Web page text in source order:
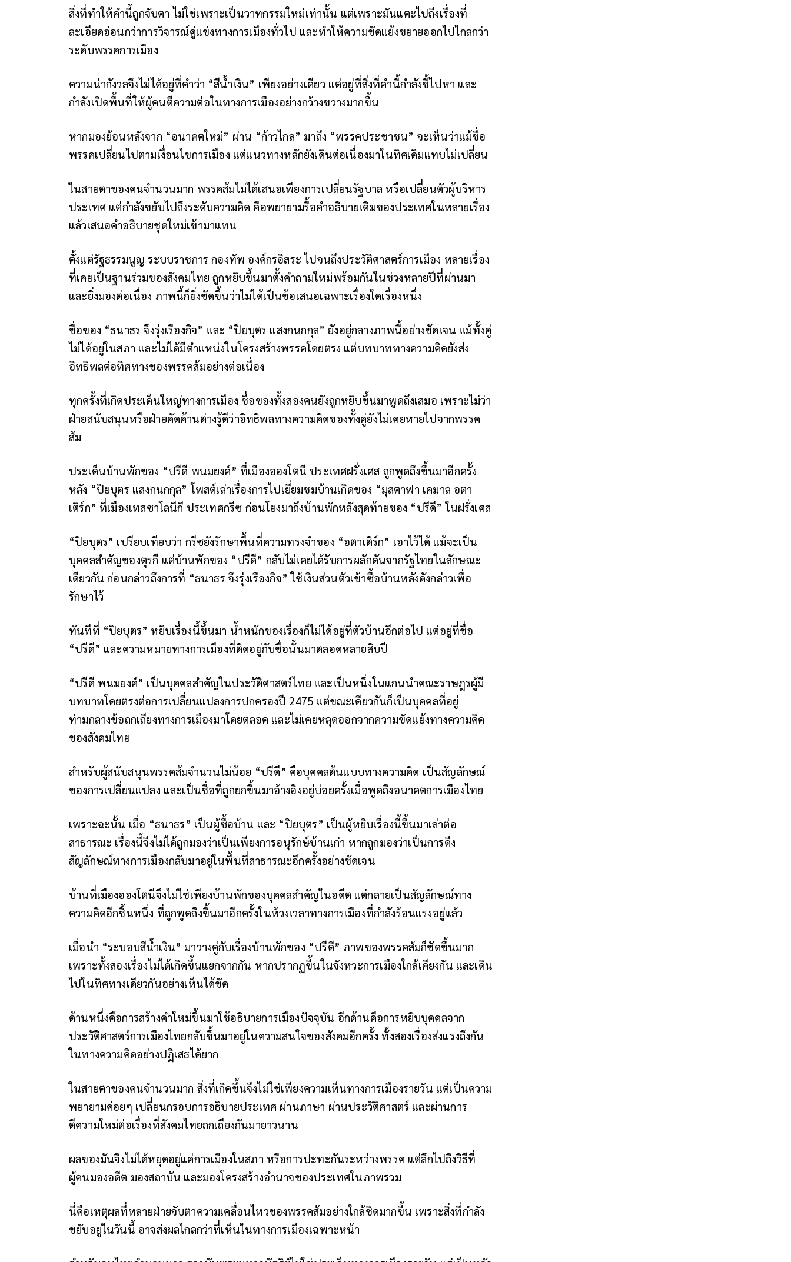
สิ่งที่ทำให้คำนี้ถูกจับตา ไม่ใช่เพราะเป็นวาทกรรมใหม่เท่านั้น แต่เพราะมันแตะไปถึงเรื่องที่
ละเอียดอ่อนกว่าการวิจารณ์คู่แข่งทางการเมืองทั่วไป และทำให้ความขัดแย้งขยายออกไปไกลกว่า
ระดับพรรคการเมือง
ความน่ากังวลจึงไม่ได้อยู่ที่คำว่า “สีน้ำเงิน” เพียงอย่างเดียว แต่อยู่ที่สิ่งที่คำนี้กำลังชี้ไปหา และ
กำลังเปิดพื้นที่ให้ผู้คนตีความต่อในทางการเมืองอย่างกว้างขวางมากขึ้น
หากมองย้อนหลังจาก “อนาคตใหม่” ผ่าน “ก้าวไกล” มาถึง “พรรคประชาชน” จะเห็นว่าแม้ชื่อ
พรรคเปลี่ยนไปตามเงื่อนไขการเมือง แต่แนวทางหลักยังเดินต่อเนื่องมาในทิศเดิมแทบไม่เปลี่ยน
ในสายตาของคนจำนวนมาก พรรคส้มไม่ได้เสนอเพียงการเปลี่ยนรัฐบาล หรือเปลี่ยนตัวผู้บริหาร
ประเทศ แต่กำลังขยับไปถึงระดับความคิด คือพยายามรื้อคำอธิบายเดิมของประเทศในหลายเรื่อง
แล้วเสนอคำอธิบายชุดใหม่เข้ามาแทน
ตั้งแต่รัฐธรรมนูญ ระบบราชการ กองทัพ องค์กรอิสระ ไปจนถึงประวัติศาสตร์การเมือง หลายเรื่อง
ที่เคยเป็นฐานร่วมของสังคมไทย ถูกหยิบขึ้นมาตั้งคำถามใหม่พร้อมกันในช่วงหลายปีที่ผ่านมา
และยิ่งมองต่อเนื่อง ภาพนี้ก็ยิ่งชัดขึ้นว่าไม่ได้เป็นข้อเสนอเฉพาะเรื่องใดเรื่องหนึ่ง
ชื่อของ “ธนาธร จึงรุ่งเรืองกิจ” และ “ปิยบุตร แสงกนกกุล” ยังอยู่กลางภาพนี้อย่างชัดเจน แม้ทั้งคู่
ไม่ได้อยู่ในสภา และไม่ได้มีตำแหน่งในโครงสร้างพรรคโดยตรง แต่บทบาททางความคิดยังส่ง
อิทธิพลต่อทิศทางของพรรคส้มอย่างต่อเนื่อง
ทุกครั้งที่เกิดประเด็นใหญ่ทางการเมือง ชื่อของทั้งสองคนยังถูกหยิบขึ้นมาพูดถึงเสมอ เพราะไม่ว่า
ฝ่ายสนับสนุนหรือฝ่ายคัดค้านต่างรู้ดีว่าอิทธิพลทางความคิดของทั้งคู่ยังไม่เคยหายไปจากพรรค
ส้ม
ประเด็นบ้านพักของ “ปรีดี พนมยงค์” ที่เมืองอองโตนี ประเทศฝรั่งเศส ถูกพูดถึงขึ้นมาอีกครั้ง
หลัง “ปิยบุตร แสงกนกกุล” โพสต์เล่าเรื่องการไปเยี่ยมชมบ้านเกิดของ “มุสตาฟา เคมาล อตา
เติร์ก” ที่เมืองเทสซาโลนีกี ประเทศกรีซ ก่อนโยงมาถึงบ้านพักหลังสุดท้ายของ “ปรีดี” ในฝรั่งเศส
“ปิยบุตร” เปรียบเทียบว่า กรีซยังรักษาพื้นที่ความทรงจำของ “อตาเติร์ก” เอาไว้ได้ แม้จะเป็น
บุคคลสำคัญของตุรกี แต่บ้านพักของ “ปรีดี” กลับไม่เคยได้รับการผลักดันจากรัฐไทยในลักษณะ
เดียวกัน ก่อนกล่าวถึงการที่ “ธนาธร จึงรุ่งเรืองกิจ” ใช้เงินส่วนตัวเข้าซื้อบ้านหลังดังกล่าวเพื่อ
รักษาไว้
ทันทีที่ “ปิยบุตร” หยิบเรื่องนี้ขึ้นมา น้ำหนักของเรื่องก็ไม่ได้อยู่ที่ตัวบ้านอีกต่อไป แต่อยู่ที่ชื่อ
“ปรีดี” และความหมายทางการเมืองที่ติดอยู่กับชื่อนั้นมาตลอดหลายสิบปี
“ปรีดี พนมยงค์” เป็นบุคคลสำคัญในประวัติศาสตร์ไทย และเป็นหนึ่งในแกนนำคณะราษฎรผู้มี
บทบาทโดยตรงต่อการเปลี่ยนแปลงการปกครองปี 2475 แต่ขณะเดียวกันก็เป็นบุคคลที่อยู่
ท่ามกลางข้อถกเถียงทางการเมืองมาโดยตลอด และไม่เคยหลุดออกจากความขัดแย้งทางความคิด
ของสังคมไทย
สำหรับผู้สนับสนุนพรรคส้มจำนวนไม่น้อย “ปรีดี” คือบุคคลต้นแบบทางความคิด เป็นสัญลักษณ์
ของการเปลี่ยนแปลง และเป็นชื่อที่ถูกยกขึ้นมาอ้างอิงอยู่บ่อยครั้งเมื่อพูดถึงอนาคตการเมืองไทย
เพราะฉะนั้น เมื่อ “ธนาธร” เป็นผู้ซื้อบ้าน และ “ปิยบุตร” เป็นผู้หยิบเรื่องนี้ขึ้นมาเล่าต่อ
สาธารณะ เรื่องนี้จึงไม่ได้ถูกมองว่าเป็นเพียงการอนุรักษ์บ้านเก่า หากถูกมองว่าเป็นการดึง
สัญลักษณ์ทางการเมืองกลับมาอยู่ในพื้นที่สาธารณะอีกครั้งอย่างชัดเจน
บ้านที่เมืองอองโตนีจึงไม่ใช่เพียงบ้านพักของบุคคลสำคัญในอดีต แต่กลายเป็นสัญลักษณ์ทาง
ความคิดอีกชิ้นหนึ่ง ที่ถูกพูดถึงขึ้นมาอีกครั้งในห้วงเวลาทางการเมืองที่กำลังร้อนแรงอยู่แล้ว
เมื่อนำ “ระบอบสีน้ำเงิน” มาวางคู่กับเรื่องบ้านพักของ “ปรีดี” ภาพของพรรคส้มก็ชัดขึ้นมาก
เพราะทั้งสองเรื่องไม่ได้เกิดขึ้นแยกจากกัน หากปรากฏขึ้นในจังหวะการเมืองใกล้เคียงกัน และเดิน
ไปในทิศทางเดียวกันอย่างเห็นได้ชัด
ด้านหนึ่งคือการสร้างคำใหม่ขึ้นมาใช้อธิบายการเมืองปัจจุบัน อีกด้านคือการหยิบบุคคลจาก
ประวัติศาสตร์การเมืองไทยกลับขึ้นมาอยู่ในความสนใจของสังคมอีกครั้ง ทั้งสองเรื่องส่งแรงถึงกัน
ในทางความคิดอย่างปฏิเสธได้ยาก
ในสายตาของคนจำนวนมาก สิ่งที่เกิดขึ้นจึงไม่ใช่เพียงความเห็นทางการเมืองรายวัน แต่เป็นความ
พยายามค่อยๆ เปลี่ยนกรอบการอธิบายประเทศ ผ่านภาษา ผ่านประวัติศาสตร์ และผ่านการ
ตีความใหม่ต่อเรื่องที่สังคมไทยถกเถียงกันมายาวนาน
ผลของมันจึงไม่ได้หยุดอยู่แค่การเมืองในสภา หรือการปะทะกันระหว่างพรรค แต่ลึกไปถึงวิธีที่
ผู้คนมองอดีต มองสถาบัน และมองโครงสร้างอำนาจของประเทศในภาพรวม
นี่คือเหตุผลที่หลายฝ่ายจับตาความเคลื่อนไหวของพรรคส้มอย่างใกล้ชิดมากขึ้น เพราะสิ่งที่กำลัง
ขยับอยู่ในวันนี้ อาจส่งผลไกลกว่าที่เห็นในทางการเมืองเฉพาะหน้า